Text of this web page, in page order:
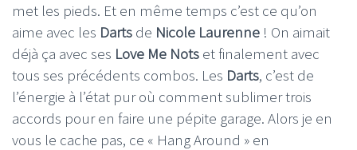
met les pieds. Et en même temps c’est ce qu’on
aime avec les Darts de Nicole Laurenne ! On aimait
déjà ça avec ses Love Me Nots et finalement avec
tous ses précédents combos. Les Darts, c’est de
l’énergie à l’état pur où comment sublimer trois
accords pour en faire une pépite garage. Alors je en
vous le cache pas, ce « Hang Around » en